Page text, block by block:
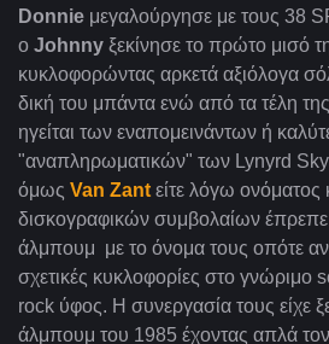
Donnie μεγαλούργησε με τους 38
ο Johnny ξεκίνησε το πρώτο μισό
κυκλοφορώντας αρκετά αξιόλογα
δική του μπάντα ενώ από τα τέλη
ηγείται των εναπομεινάντων ή
"αναπληρωματικών" των Lynyrd
όμως Van Zant είτε λόγω ονόματος
δισκογραφικών συμβολαίων
άλμπουμ με το όνομα τους οπότε
σχετικές κυκλοφορίες στο
rock ύφος. Η συνεργασία τους είχε
άλμπουμ του 1985 έχοντας απλά